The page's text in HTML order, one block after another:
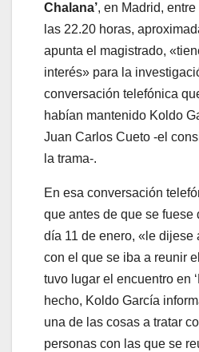
Chalana’, en Madrid,
las 22.20 horas,
apunta el magistrado,
interés» para la
conversación telefónica
habían mantenido Koldo
Juan Carlos Cueto -el
la trama-.
En esa conversación
que antes de que se fuese
día 11 de enero, «le dijese
con el que se iba a reunir
tuvo lugar el encuentro en
hecho, Koldo García
una de las cosas a tratar
personas con las que se